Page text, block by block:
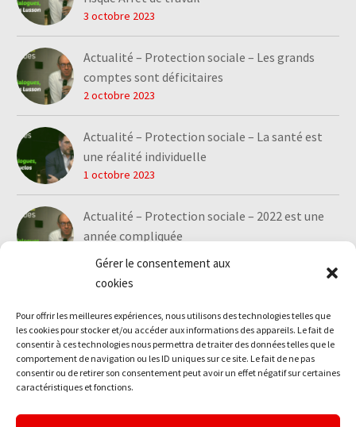
Gérer le consentement aux
cookies
Pour offrir les meilleures expériences, nous utilisons des technologies telles que
les cookies pour stocker et/ou accéder aux informations des appareils. Le fait de
consentir à ces technologies nous permettra de traiter des données telles que le
comportement de navigation ou les ID uniques sur ce site. Le fait de ne pas
consentir ou de retirer son consentement peut avoir un effet négatif sur certaines
caractéristiques et fonctions.
3 octobre 2023
Actualité – Protection sociale – Les grands
comptes sont déficitaires
2 octobre 2023
Actualité – Protection sociale – La santé est
une réalité individuelle
1 octobre 2023
Actualité – Protection sociale – 2022 est une
année compliquée
1 octobre 2023